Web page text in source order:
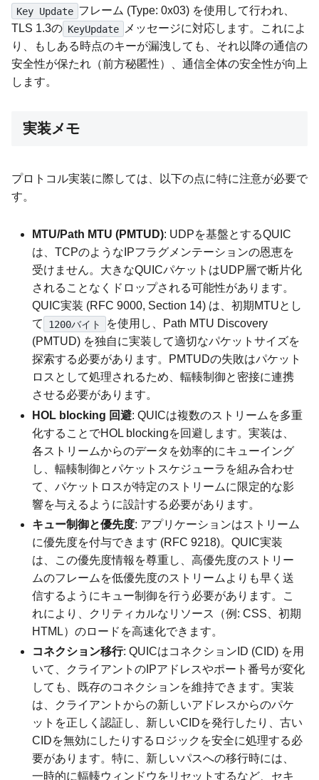
Key Update フレーム (Type: 0x03) を使用して行われ、
TLS 1.3の KeyUpdate メッセージに対応します。これによ
り、もしある時点のキーが漏洩しても、それ以降の通信の
安全性が保たれ（前方秘匿性）、通信全体の安全性が向上
します。
実装メモ
プロトコル実装に際しては、以下の点に特に注意が必要で
す。
MTU/Path MTU (PMTUD): UDPを基盤とするQUIC
は、TCPのようなIPフラグメンテーションの恩恵を
受けません。大きなQUICパケットはUDP層で断片化
されることなくドロップされる可能性があります。
QUIC実装 (RFC 9000, Section 14) は、初期MTUとし
て
1200バイト
を使用し、Path MTU Discovery
(PMTUD) を独自に実装して適切なパケットサイズを
探索する必要があります。PMTUDの失敗はパケット
ロスとして処理されるため、輻輳制御と密接に連携
させる必要があります。
HOL blocking 回避: QUICは複数のストリームを多重
化することでHOL blockingを回避します。実装は、
各ストリームからのデータを効率的にキューイング
し、輻輳制御とパケットスケジューラを組み合わせ
て、パケットロスが特定のストリームに限定的な影
響を与えるように設計する必要があります。
キュー制御と優先度: アプリケーションはストリーム
に優先度を付与できます (RFC 9218)。QUIC実装
は、この優先度情報を尊重し、高優先度のストリー
ムのフレームを低優先度のストリームよりも早く送
信するようにキュー制御を行う必要があります。こ
れにより、クリティカルなリソース（例: CSS、初期
HTML）のロードを高速化できます。
コネクション移行: QUICはコネクションID (CID) を用
いて、クライアントのIPアドレスやポート番号が変化
しても、既存のコネクションを維持できます。実装
は、クライアントからの新しいアドレスからのパケ
ットを正しく認証し、新しいCIDを発行したり、古い
CIDを無効にしたりするロジックを安全に処理する必
要があります。特に、新しいパスへの移行時には、
一時的に輻輳ウィンドウをリセットするなど、セキ